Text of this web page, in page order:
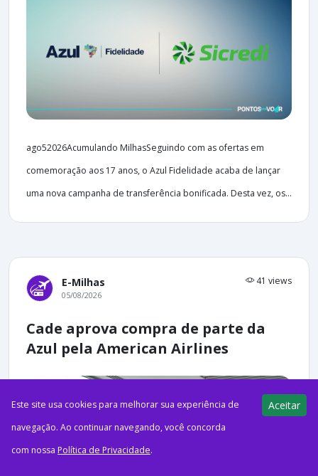
ago52026Acumulando MilhasSeguindo com as ofertas em
comemoração aos 17 anos, o Azul Fidelidade acaba de lançar
uma nova campanha de transferência bonificada. Desta vez, os...
E-Milhas 41 views
05/08/2026
Cade aprova compra de parte da
Azul pela American Airlines
Este site usa cookies para melhorar sua experiência de
navegação. Ao continuar navegando, você concorda
com nossa Política de Privacidade.
Aceitar